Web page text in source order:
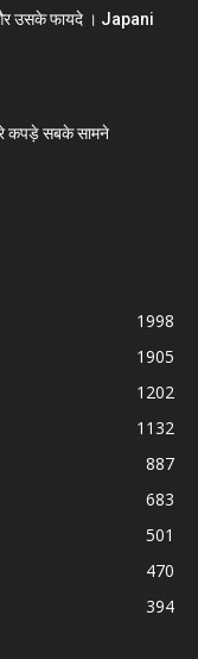
और उसके फायदे । Japani
कपड़े सबके सामने
1998
1905
1202
1132
887
683
501
470
394